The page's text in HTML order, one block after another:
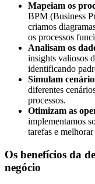
Mapeiam os
BPM (Business
criamos
os processos
Analisam os
insights valiosos
identificando
Simulam
diferentes
processos.
Otimizam as
implementamos
tarefas e
Os benefícios da
negócio